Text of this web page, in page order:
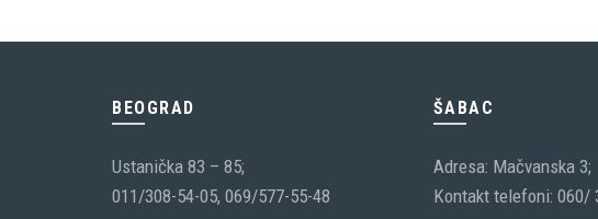
BEOGRAD
Ustanička 83 – 85;
011/308-54-05, 069/577-55-48
ŠABAC
Adresa: Mačvanska 3;
Kontakt telefoni: 060/